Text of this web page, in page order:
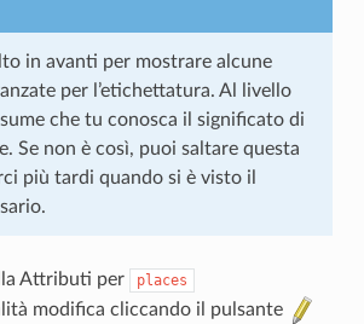
in avanti per mostrare alcune
per l’etichettatura. Al livello
che tu conosca il significato di
Se non è così, puoi saltare questa
più tardi quando si è visto il
Attributi per places
modifica cliccando il pulsante